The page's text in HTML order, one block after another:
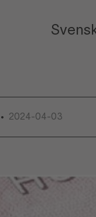
• 2024-04-03